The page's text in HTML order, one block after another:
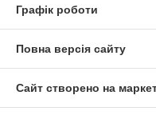
Графік роботи
Повна версія сайту
Сайт створено на